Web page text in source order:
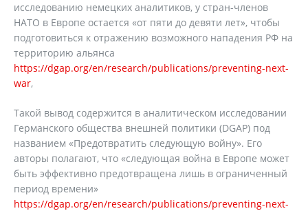
исследованию немецких аналитиков, у стран-членов
НАТО в Европе остается «от пяти до девяти лет», чтобы
подготовиться к отражению возможного нападения РФ на
территорию альянса
https://dgap.org/en/research/publications/preventing-next-
war,
Такой вывод содержится в аналитическом исследовании
Германского общества внешней политики (DGAP) под
названием «Предотвратить следующую войну». Его
авторы полагают, что «следующая война в Европе может
быть эффективно предотвращена лишь в ограниченный
период времени»
https://dgap.org/en/research/publications/preventing-next-